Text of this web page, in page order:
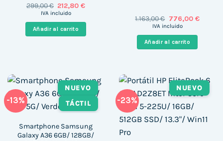
Valorado
con5de 5
299,00€ El
precio
era:
299,00 €.
212,80€El
es:
212,80 €.
IVA incluido
Añadir al carrito
1.163,00€ El
precio
era:
1.163,00 €.
776,00 €El
IVA incluido
Añadir al carrito
-13%
NUEVO
TÁCTIL
Smartphone Samsung
Galaxy A36 6GB/ 128GB/
-23%
NUEVO